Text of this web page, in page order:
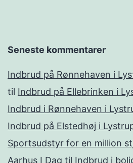
Seneste kommentarer
Indbrud på Rønnehaven i
til Indbrud på Ellebrinken i
Indbrud i Rønnehaven i
Indbrud på Elstedhøj i
Sportsudstyr for en million
Aarhus I Dag til Indbrud i